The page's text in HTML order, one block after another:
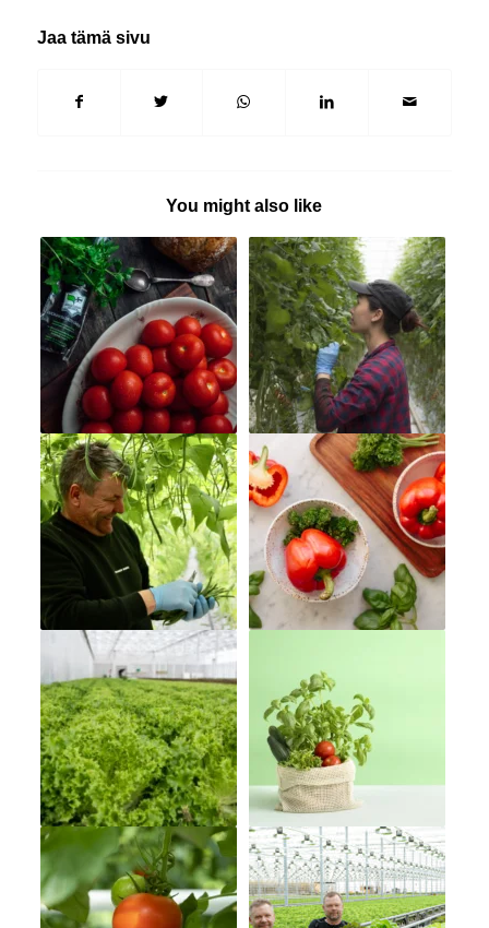
Jaa tämä sivu
You might also like